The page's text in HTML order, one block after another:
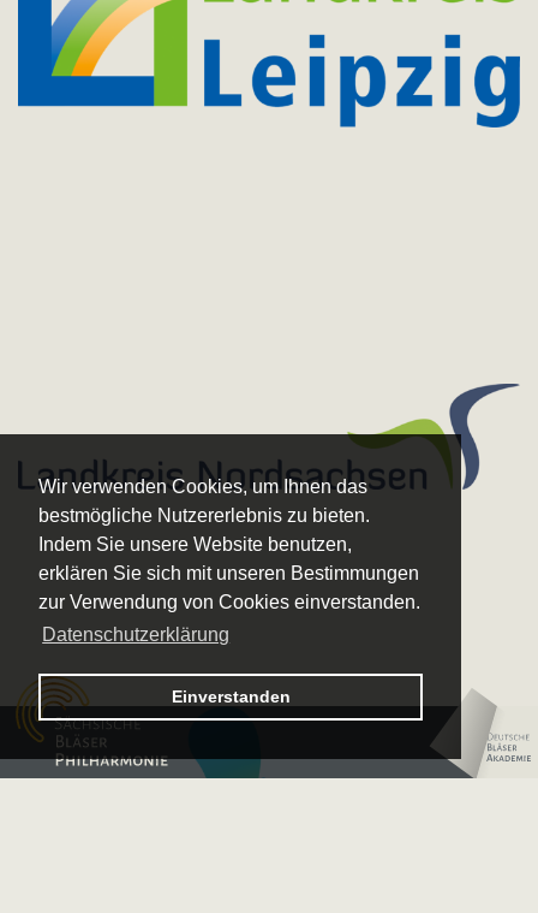
Wir verwenden Cookies, um Ihnen das
bestmögliche Nutzererlebnis zu bieten.
Indem Sie unsere Website benutzen,
erklären Sie sich mit unseren Bestimmungen
zur Verwendung von Cookies einverstanden.
Datenschutzerklärung
Einverstanden
Logo – Sächsische Bläserphilharmonie
Logo – Deutsche